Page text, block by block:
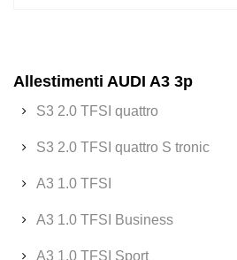
Allestimenti AUDI A3 3p
S3 2.0 TFSI quattro
S3 2.0 TFSI quattro S tronic
A3 1.0 TFSI
A3 1.0 TFSI Business
A3 1.0 TFSI Sport